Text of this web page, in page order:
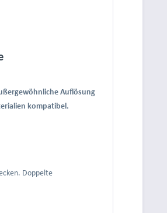
Auflösung
kompatibel.
Doppelte